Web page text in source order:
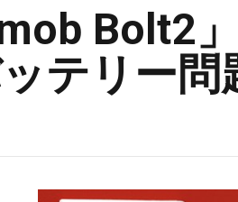
Bolt2
テリー問